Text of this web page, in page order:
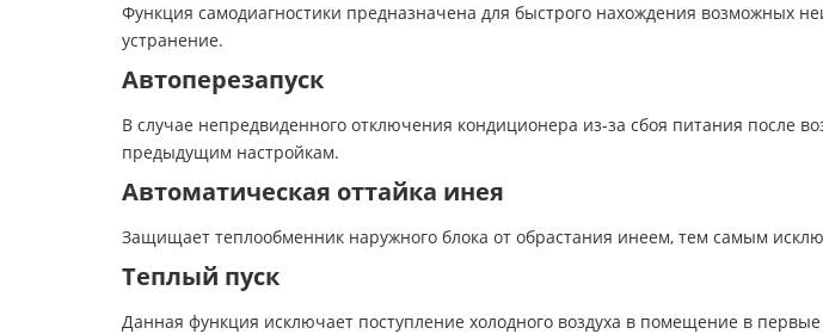
Функция самодиагностики предназначена для быстрого нахождения возможных
устранение.
Автоперезапуск
В случае непредвиденного отключения кондиционера из-за сбоя питания после
предыдущим настройкам.
Автоматическая оттайка инея
Защищает теплообменник наружного блока от обрастания инеем, тем самым
Теплый пуск
Данная функция исключает поступление холодного воздуха в помещение в